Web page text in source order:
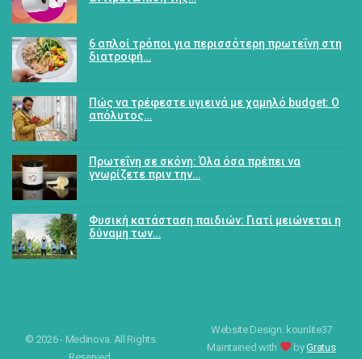
6 απλοί τρόποι για περισσότερη πρωτεΐνη στη
διατροφή…
Πώς να τρέφεστε υγιεινά με χαμηλό budget: Ο
απόλυτος…
Πρωτεΐνη σε σκόνη: Όλα όσα πρέπει να
γνωρίζετε πριν την…
Φυσική κατάσταση παιδιών: Γιατί μειώνεται η
δύναμη των…
© 2026 - Medinova. All Rights
Website Design: kounlite37
Maintained with
byGratus